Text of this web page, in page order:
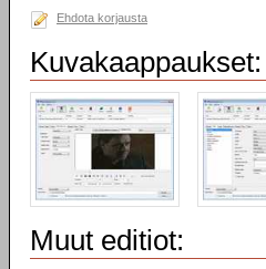
Ehdota korjausta
Kuvakaappaukset:
Muut editiot: